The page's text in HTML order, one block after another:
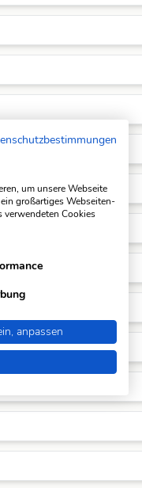
um unsere Webseite
großartiges Webseiten-
verwendeten Cookies
anpassen